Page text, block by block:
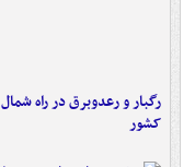
رگبار و رعدوبرق در راه شمال
کشور